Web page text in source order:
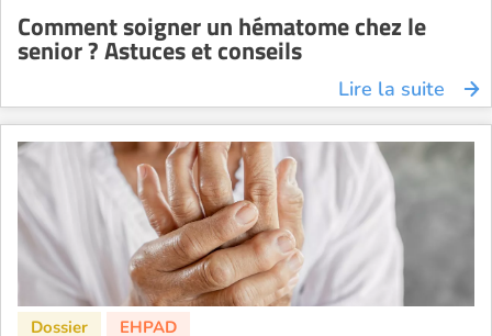
Comment soigner un hématome chez le
senior ? Astuces et conseils
Lire la suite